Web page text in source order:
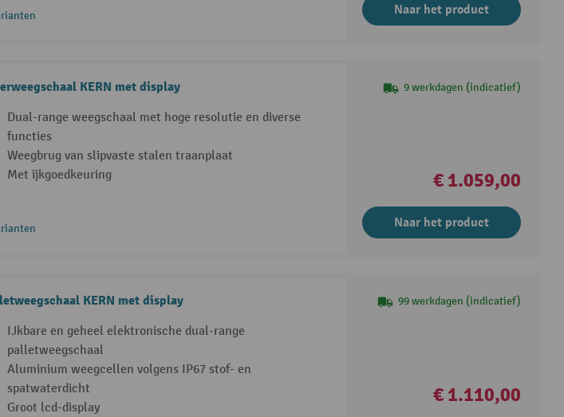
Naar het product
KERN met display
Dual-range weegschaal met hoge resolutie en diverse
functies
Weegbrug van slipvaste stalen traanplaat
Met ijkgoedkeuring
9 werkdagen (indicatief)
€ 1.059,00
Naar het product
KERN met display
IJkbare en geheel elektronische dual-range
palletweegschaal
Aluminium weegcellen volgens IP67 stof- en
spatwaterdicht
Groot lcd-display
99 werkdagen (indicatief)
€ 1.110,00